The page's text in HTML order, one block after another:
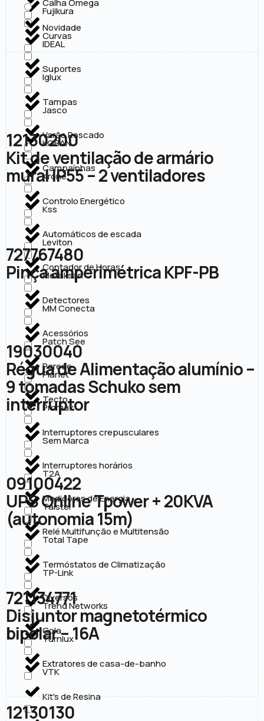
Curvas
Suportes
Tampas
Varão Roscado
Campaínhas
Controlo Energético
Automáticos de escada
Contador de Horas
Detectores
Acessórios
Parede
Tecto
Interruptores crepusculares
Interruptores horários
Medidores de Energia
Relé Multifunção e Multitensão
Termóstatos de Climatização
Diversos
Cola
Extratores de casa-de-banho
Kit's de Resina
Fujikura
IDEAL
Iglux
Jasco
KOBAN
Krone
Kss
Leviton
Metaksan
MM Conecta
Patch See
Planet
Promax
Sem Marca
T2A
Taistel
Total Tape
TP-Link
Trend Networks
Turnlux
VTK
Novidade
12130200
Kit de ventilação de armário
mural IP55 – 2 ventiladores
727767480
Pinça amperimétrica KPF-PB
19030040
Régua de Alimentação alumínio –
9 tomadas Schuko sem
interruptor
09100422
UPS Online Tpower + 20KVA
(autonomia 15m)
721134771
Disjuntor magnetotérmico
bipolar – 16A
12130130